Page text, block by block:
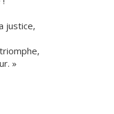
justice,
»